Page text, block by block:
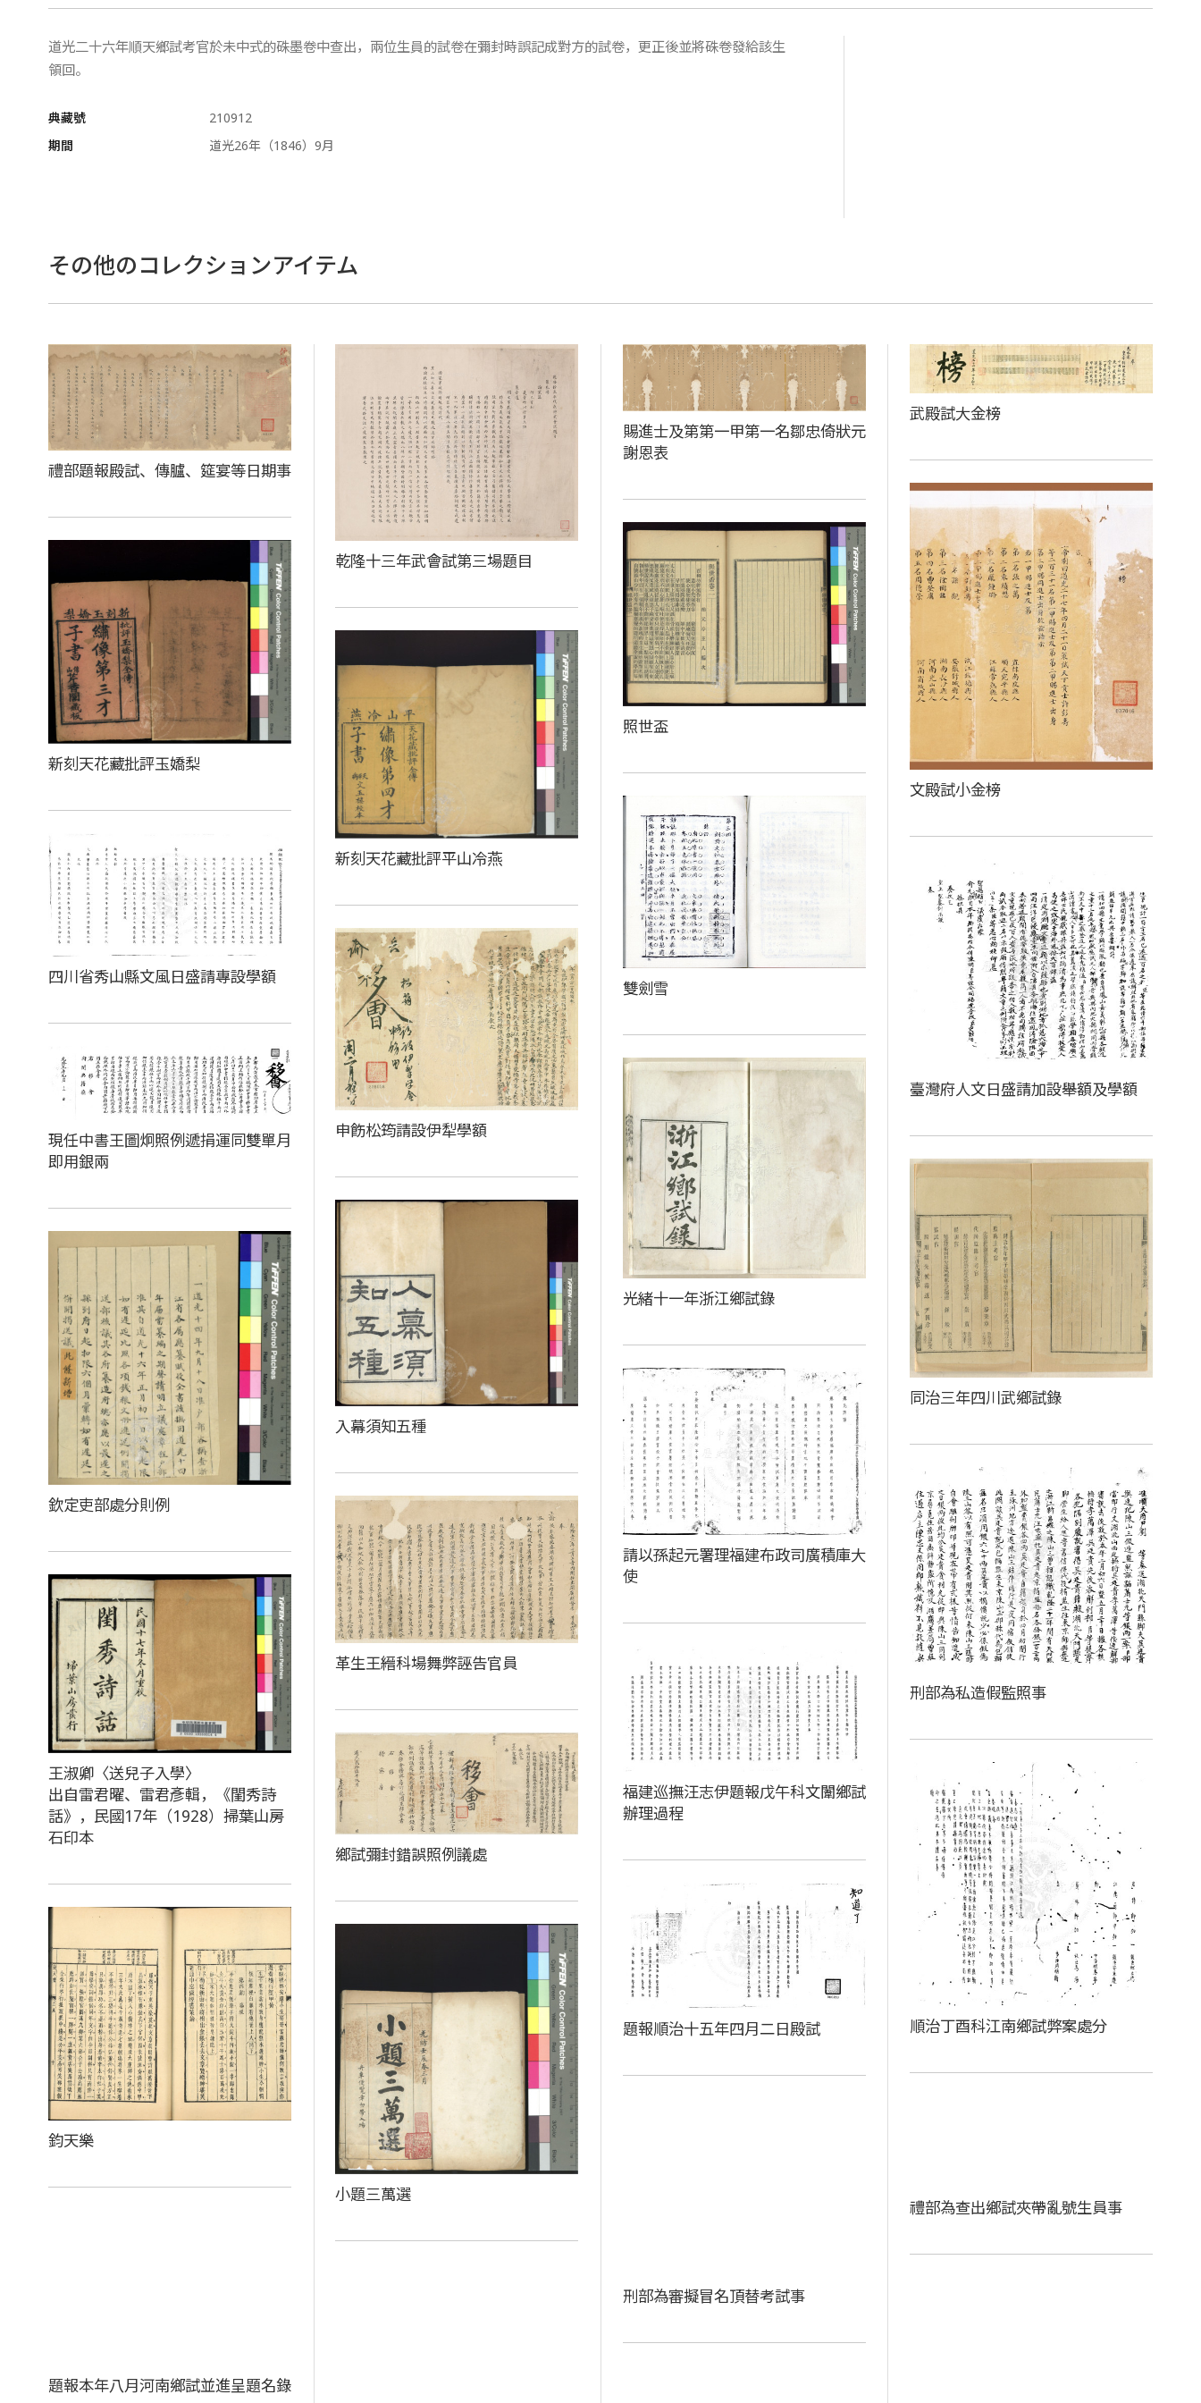
道光二十六年順天鄉試考官於未中式的硃墨卷中查出，兩位生員的試卷在彌封時誤記成對方的試卷，更正後並將硃卷發給該生
領回。
典藏號
210912
期間
道光26年（1846）9月
その他のコレクションアイテム
禮部題報殿試、傳臚、筵宴等日期事
乾隆十三年武會試第三場題目
賜進士及第第一甲第一名鄒忠倚狀元
謝恩表
武殿試大金榜
文殿試小金榜
照世盃
新刻天花藏批評玉嬌梨
新刻天花藏批評平山冷燕
雙劍雪
四川省秀山縣文風日盛請專設學額
臺灣府人文日盛請加設舉額及學額
申飭松筠請設伊犁學額
現任中書王圖炯照例遞捐運同雙單月
即用銀兩
光緒十一年浙江鄉試錄
同治三年四川武鄉試錄
入幕須知五種
欽定吏部處分則例
請以孫起元署理福建布政司廣積庫大
使
刑部為私造假監照事
革生王縉科場舞弊誣告官員
王淑卿〈送兒子入學〉
出自雷君曜、雷君彥輯，《閨秀詩
話》，民國17年（1928）掃葉山房
石印本
福建巡撫汪志伊題報戊午科文闈鄉試
辦理過程
鄉試彌封錯誤照例議處
順治丁酉科江南鄉試弊案處分
題報順治十五年四月二日殿試
鈞天樂
小題三萬選
禮部為查出鄉試夾帶亂號生員事
刑部為審擬冒名頂替考試事
題報本年八月河南鄉試並進呈題名錄